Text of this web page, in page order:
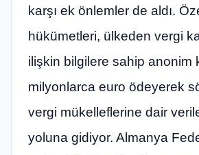
karşı ek önlemler de aldı.
hükümetleri, ülkeden vergi
ilişkin bilgilere sahip anonim
milyonlarca euro ödeyerek
vergi mükelleflerine dair
yoluna gidiyor. Almanya